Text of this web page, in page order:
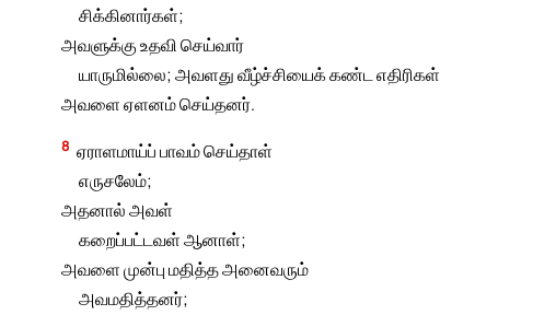
சிக்கினார்கள்;
அவளுக்கு உதவி செய்வார்
யாருமில்லை; அவளது வீழ்ச்சியைக் கண்ட எதிரிகள்
அவளை ஏளனம் செய்தனர்.
8 ஏராளமாய்ப் பாவம் செய்தாள்
எருசலேம்;
அதனால் அவள்
கறைப்பட்டவள் ஆனாள்;
அவளை முன்பு மதித்த அனைவரும்
அவமதித்தனர்;